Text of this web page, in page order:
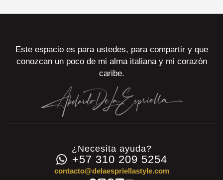
Este espacio es para ustedes, para compartir y que
conozcan un poco de mi alma italiana y mi corazón
caribe.
¿Necesita ayuda?
+57 310 209 5254
contacto@delaespriellastyle.com